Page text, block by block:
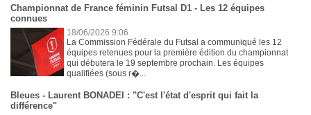
Championnat de France féminin Futsal D1 - Les 12 équipes
connues
18/06/2026 9:06
La Commission Fédérale du Futsal a communiqué les 12
équipes retenues pour la première édition du championnat
qui débutera le 19 septembre prochain. Les équipes
qualifiées (sous r�...
Bleues - Laurent BONADEI : "C'est l'état d'esprit qui fait la
différence"